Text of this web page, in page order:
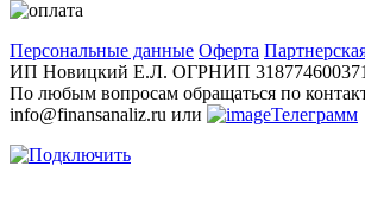
Персональные данные Оферта
ИП Новицкий Е.Л. ОГРНИП
По любым вопросам обращаться по
info@finansanaliz.ru или
Телеграмм